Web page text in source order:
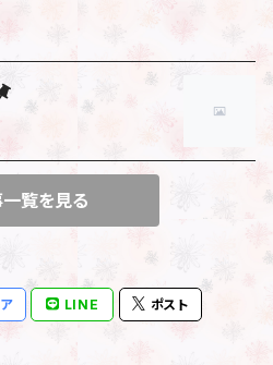
覧を見る
LINE ポスト